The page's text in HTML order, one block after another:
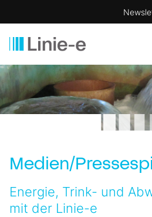
Medien/
Energie, Trink- und
mit der Linie-e